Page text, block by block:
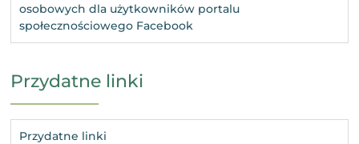
osobowych dla użytkowników portalu
społecznościowego Facebook
Przydatne linki
Przydatne linki